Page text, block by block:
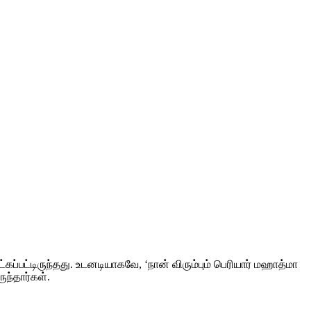
உடனடியாகவே, ‘நான் விரும்பும் பெரியார் மஹாத்மா